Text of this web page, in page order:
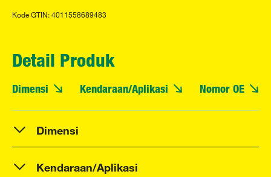
Kode GTIN: 4011558689483
Detail Produk
Dimensi Kendaraan/Aplikasi Nomor OE
Dimensi
Kendaraan/Aplikasi